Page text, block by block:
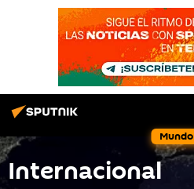
Mundo
Internacional